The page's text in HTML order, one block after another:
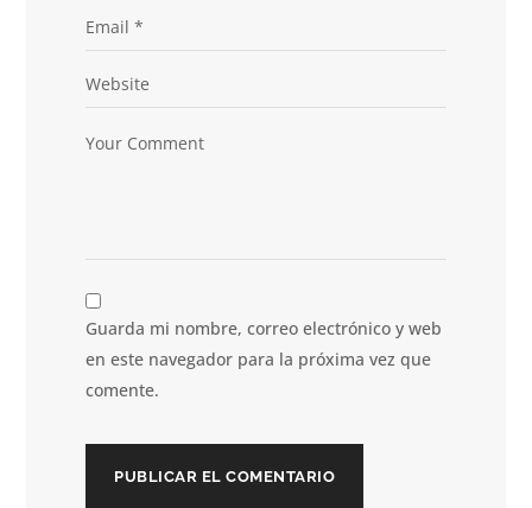
Guarda mi nombre, correo electrónico y web
en este navegador para la próxima vez que
comente.